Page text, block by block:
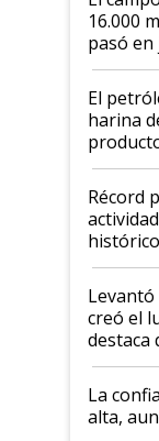
16.000
pasó en
El
harina
el agro
diez
récord
Récord
Levantó
creó el
destaca
plata a
Juan
que de
La
alta,